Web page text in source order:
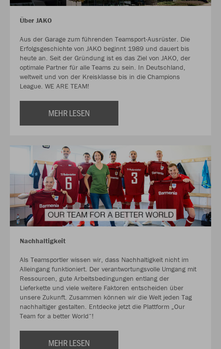
Über JAKO
Aus der Garage zum führenden Teamsport-Ausrüster. Die
Erfolgsgeschichte von JAKO beginnt 1989 und dauert bis
heute an. Seit der Gründung ist es das Ziel von JAKO, der
optimale Partner für alle Teams zu sein. In Deutschland,
weltweit und von der Kreisklasse bis in die Champions
League. WE ARE TEAM!
MEHR LESEN
Nachhaltigkeit
Als Teamsportler wissen wir, dass Nachhaltigkeit nicht im
Alleingang funktioniert. Der verantwortungsvolle Umgang mit
Ressourcen, gute Arbeitsbedingungen entlang der
Lieferkette und viele weitere Faktoren entscheiden über
unsere Zukunft. Zusammen können wir die Welt jeden Tag
nachhaltiger gestalten. Entdecke jetzt die Plattform „Our
Team for a better World“!
MEHR LESEN